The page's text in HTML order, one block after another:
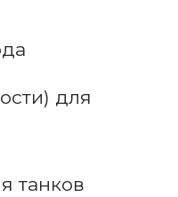
для
танков